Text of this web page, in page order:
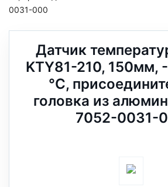
0031-000
Датчик
KTY81-210, 150мм,
°C,
головка из
7052-0031-